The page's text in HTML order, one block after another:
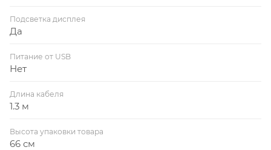
Подсветка дисплея
Да
Питание от USB
Нет
Длина кабеля
1.3 м
Высота упаковки товара
66 см